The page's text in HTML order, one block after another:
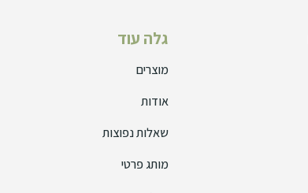
גלה עוד
מוצרים
אודות
שאלות נפוצות
מותג פרטי